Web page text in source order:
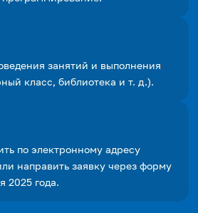
занятий и выполнения
класс, библиотека и т. д.).
по электронному адресу
направить заявку через форму
2025 года.